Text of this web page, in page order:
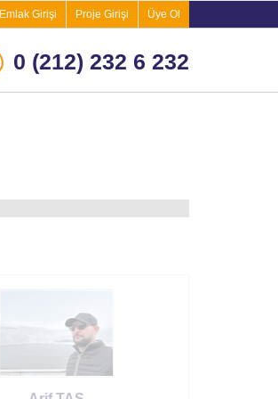
Emlak Girişi Proje Girişi Üye Ol
0 (212) 232 6 232